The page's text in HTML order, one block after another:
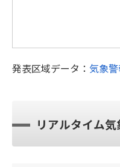
発表区域データ： 気象
リアルタイム